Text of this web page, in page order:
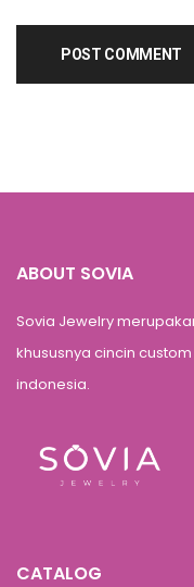
POST COMMENT
ABOUT SOVIA
Sovia Jewelry
khususnya cincin
indonesia.
CATALOG